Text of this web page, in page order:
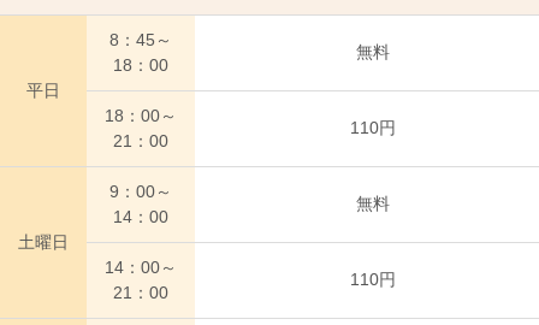
平日
8：45～
18：00
無料
18：00～
21：00
110円
土曜日
9：00～
14：00
無料
14：00～
21：00
110円